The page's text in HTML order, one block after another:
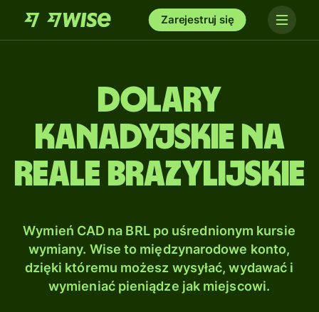
Zarejestruj się
Dolary
kanadyjskie na
Reale brazylijskie
Wymień CAD na BRL po uśrednionym kursie
wymiany. Wise to międzynarodowe konto,
dzięki któremu możesz wysyłać, wydawać i
wymieniać pieniądze jak miejscowi.